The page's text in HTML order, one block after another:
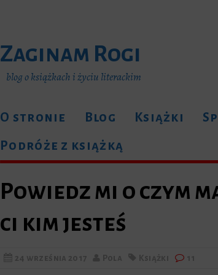
Zaginam Rogi
blog o książkach i życiu literackim
O stronie Blog Książki
Podróże z książką
Powiedz mi o czym
ci kim jesteś